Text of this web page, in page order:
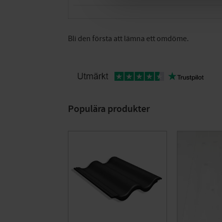
Bli den första att lämna ett omdöme.
Populära produkter